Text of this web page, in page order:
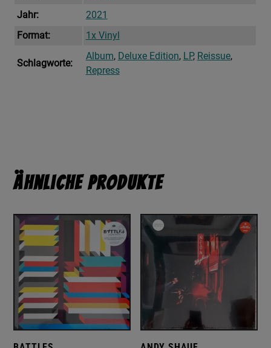
Jahr:
2021
Format:
1x Vinyl
Schlagworte:
Album, Deluxe Edition, LP, Reissue,
Repress
Ähnliche Produkte